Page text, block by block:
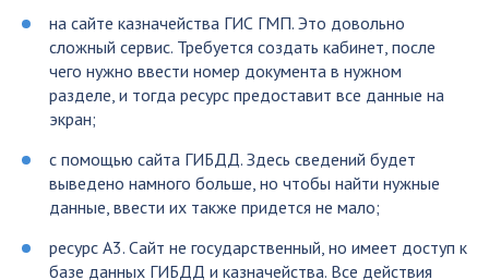
на сайте казначейства ГИС ГМП. Это довольно
сложный сервис. Требуется создать кабинет, после
чего нужно ввести номер документа в нужном
разделе, и тогда ресурс предоставит все данные на
экран;
с помощью сайта ГИБДД. Здесь сведений будет
выведено намного больше, но чтобы найти нужные
данные, ввести их также придется не мало;
ресурс А3. Сайт не государственный, но имеет доступ к
базе данных ГИБДД и казначейства. Все действия